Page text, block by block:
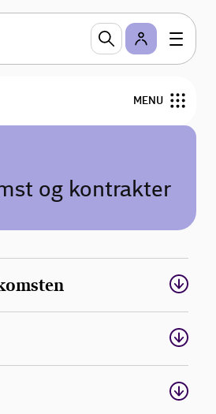
MENU
og kontrakter